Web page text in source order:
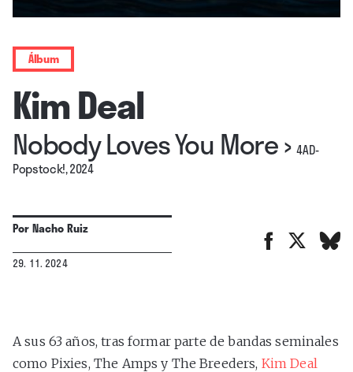
Álbum
Kim Deal
Nobody Loves You More›4AD-
Popstock!, 2024
PorNacho Ruiz
29. 11. 2024
A sus 63 años, tras formar parte de bandas seminales
como Pixies, The Amps y The Breeders, Kim Deal